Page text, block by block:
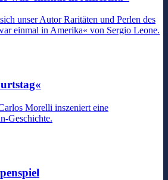
unser Autor Raritäten und Perlen des
einmal in Amerika« von Sergio Leone.
Morelli inszeniert eine
Geschichte.